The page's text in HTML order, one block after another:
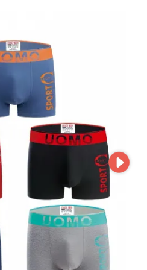
zgodnie z
rozwiązania,
zakupy online dla
uproszczony dostęp
w czasie rzeczywistym,
realizacji zamówień i
która rozumie znaczenie
dostaw.
od codziennych
artykuły –
klientów i stale
PHENIX
na lojalnego sojusznika,
Dzięki doświadczeniu w
i zaangażowaniu w
produktów, PHENIX
do wzmocnienia Twojej
klientów modnymi,
Skorzystaj z okazji, aby
zakupów hurtowych z
i profesjonalizmu.